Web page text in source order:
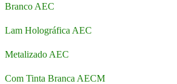
Branco AEC
Lam Holográfica AEC
Metalizado AEC
Com Tinta Branca AECM